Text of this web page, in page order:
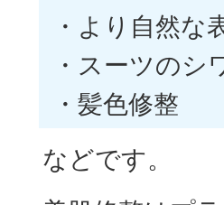
・より自然
・スーツのシ
・髪色修整
などです。